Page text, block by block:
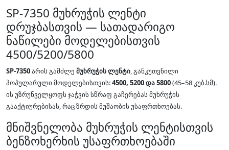
SP-7350 მუხრუჭის ლენტი
დრუჯბასთვის — სათადარიგო
ნაწილები მოდელებისთვის
4500/5200/5800
SP-7350არის გამძლე მუხრუჭის ლენტი, განკუთვნილი
პოპულარული მოდელებისთვის:4500, 5200 და 5800(45–58 კუბ.სმ).
ის უზრუნველყოფს ჯაჭვის სწრაფ გაჩერებას მუხრუჭის
გააქტიურებისას, რაც ზრდის მუშაობის უსაფრთხოებას.
მნიშვნელობა მუხრუჭის ლენტისთვის
ბენზოხერხის უსაფრთხოებაში